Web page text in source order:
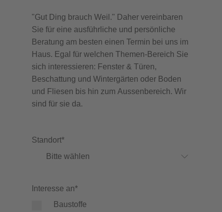
"Gut Ding brauch Weil." Daher vereinbaren
Sie für eine ausführliche und persönliche
Beratung am besten einen Termin bei uns im
Haus. Egal für welchen Themen-Bereich Sie
sich interessieren: Fenster & Türen,
Beschattung und Wintergärten oder Boden
und Fliesen bis hin zum Aussenbereich. Wir
sind für sie da.
Standort*
Interesse an*
Baustoffe